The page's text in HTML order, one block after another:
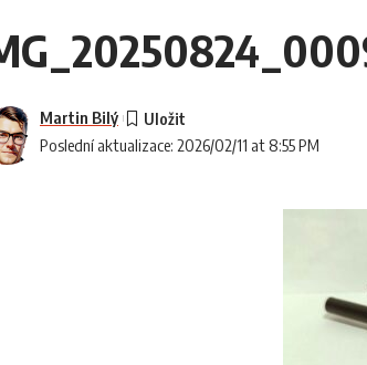
Poslední aktualizace: 2026/02/11 at 8:55 PM
Martin Bilý